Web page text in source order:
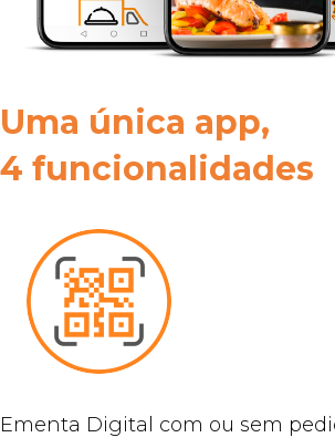
Uma única app,
4 funcionalidades
Ementa Digital com ou sem